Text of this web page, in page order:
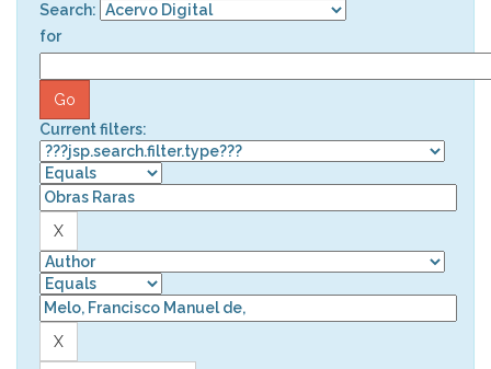
Search:
for
Current filters: